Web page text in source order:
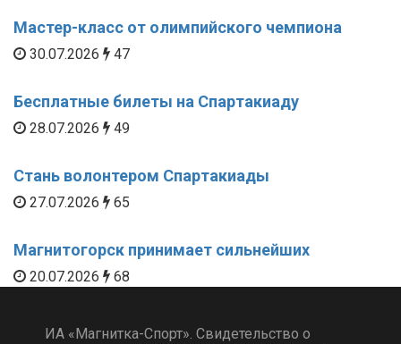
Мастер-класс от олимпийского чемпиона
30.07.2026 47
Бесплатные билеты на Спартакиаду
28.07.2026 49
Стань волонтером Спартакиады
27.07.2026 65
Магнитогорск принимает сильнейших
20.07.2026 68
ИА «Магнитка-Спорт». Свидетельство о